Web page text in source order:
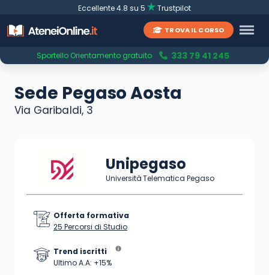
Eccellente 4.8 su 5 Trustpilot
TROVA IL CORSO
Sportello Orientamento gratuito 333 79 41 245
Sede Pegaso Aosta
Via Garibaldi, 3
Unipegaso
Università Telematica Pegaso
Offerta formativa
25 Percorsi di Studio
Trend iscritti
Ultimo A.A: +15%